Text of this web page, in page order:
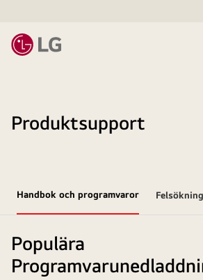
Produktsupport
Handbok och programvaror Felsökning
Populära